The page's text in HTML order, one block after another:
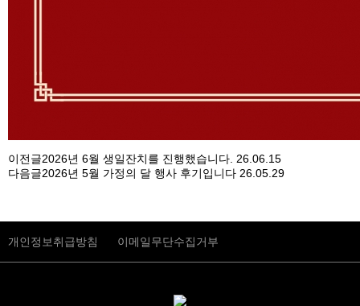
이전글2026년 6월 생일잔치를 진행했습니다. 26.06.15
다음글2026년 5월 가정의 달 행사 후기입니다 26.05.29
개인정보취급방침 이메일무단수집거부